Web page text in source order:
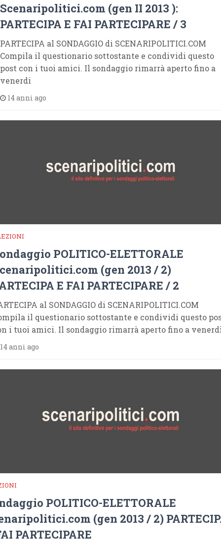
Scenaripolitici.com (gen II 2013 ):
PARTECIPA E FAI PARTECIPARE / 3
PARTECIPA al SONDAGGIO di SCENARIPOLITICI.COM
Compila il questionario sottostante e condividi questo
post con i tuoi amici. Il sondaggio rimarrà aperto fino a
venerdi
14 anni ago
POLITICO-ELETTORALE
(gen 2013 / 2)
E FAI PARTECIPARE / 2
al SONDAGGIO di SCENARIPOLITICI.COM
il questionario sottostante e condividi questo
i tuoi amici. Il sondaggio rimarrà aperto fino a
anni ago
POLITICO-ELETTORALE
(gen 2013 / 2)
PARTECIPARE